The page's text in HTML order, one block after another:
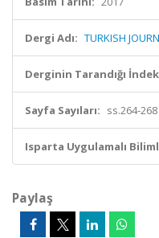
Dergi Adı: TURKISH
Derginin Tarandığı
Sayfa Sayıları: ss.264-268
Isparta Uygulamalı
Paylaş